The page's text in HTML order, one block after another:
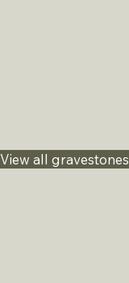
View all gravestones